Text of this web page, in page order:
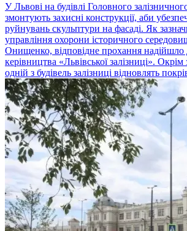
У Львові на будівлі Головного
змонтують захисні конструкції, аби
руйнувань скульптури на фасаді. Як
управління охорони історичного
Онищенко, відповідне прохання надійшло
керівництва «Львівської залізниці». Окрім
одній з будівель залізниці відновлять